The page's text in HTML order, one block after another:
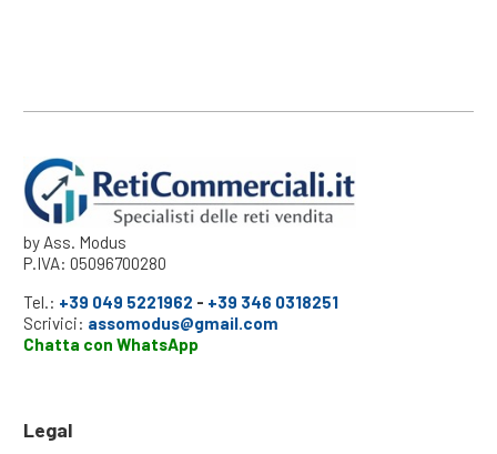
by Ass. Modus
P.IVA: 05096700280
Tel.: +39 049 5221962 - +39 346 0318251
Scrivici: assomodus@gmail.com
Chatta con WhatsApp
Legal